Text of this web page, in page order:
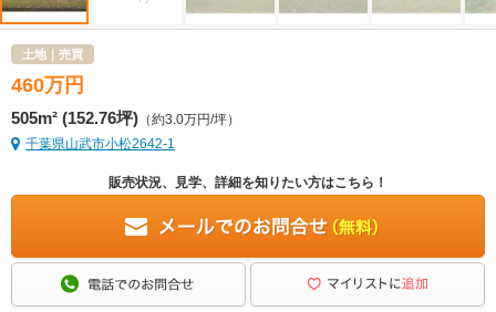
土地｜売買
460万 円
505m² (152.76坪) （約3.0万円/坪）
千葉県山武市小松2642-1
販売状況、見学、詳細を知りたい方はこちら！